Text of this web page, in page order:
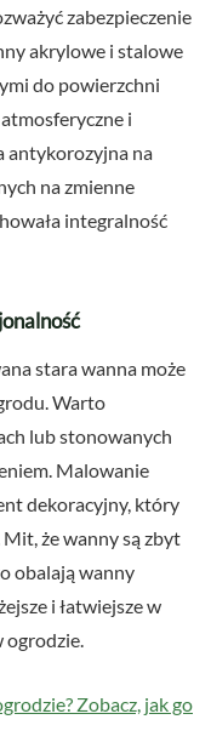
zabezpieczenie
akrylowe i stalowe
do powierzchni
i
antykorozyjna na
na zmienne
integralność
stara wanna może
Warto
lub stonowanych
Malowanie
dekoracyjny, który
że wanny są zbyt
obalają wanny
i łatwiejsze w
ogrodzie.
Zobacz, jak go